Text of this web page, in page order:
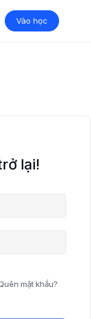
Vào học
lại!
mật khẩu?